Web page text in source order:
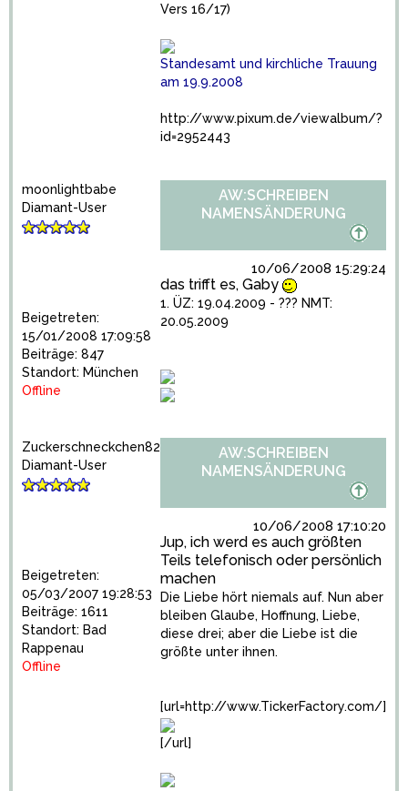
Vers 16/17)
Standesamt und kirchliche Trauung
am 19.9.2008
http://www.pixum.de/viewalbum/?
id=2952443
moonlightbabe
Diamant-User
Beigetreten:
15/01/2008 17:09:58
Beiträge: 847
Standort: München
Offline
AW:SCHREIBEN
NAMENSÄNDERUNG
10/06/2008 15:29:24
das trifft es, Gaby
1. ÜZ: 19.04.2009 - ??? NMT:
20.05.2009
Zuckerschneckchen82
Diamant-User
Beigetreten:
05/03/2007 19:28:53
Beiträge: 1611
Standort: Bad
Rappenau
Offline
AW:SCHREIBEN
NAMENSÄNDERUNG
10/06/2008 17:10:20
Jup, ich werd es auch größten
Teils telefonisch oder persönlich
machen
Die Liebe hört niemals auf. Nun aber
bleiben Glaube, Hoffnung, Liebe,
diese drei; aber die Liebe ist die
größte unter ihnen.
[url=http://www.TickerFactory.com/]
[/url]